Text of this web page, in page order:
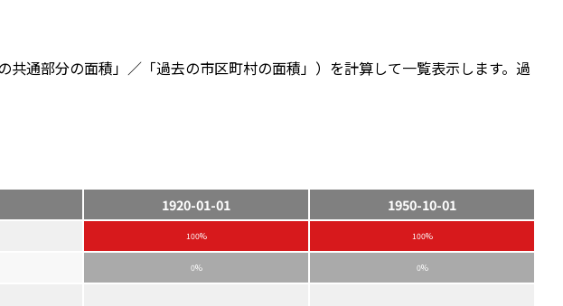
通部分の面積」／「過去の市区町村の面積」）を計算して一覧表示します。過
1920-01-01
1950-10-01
100% 100%
0% 0%